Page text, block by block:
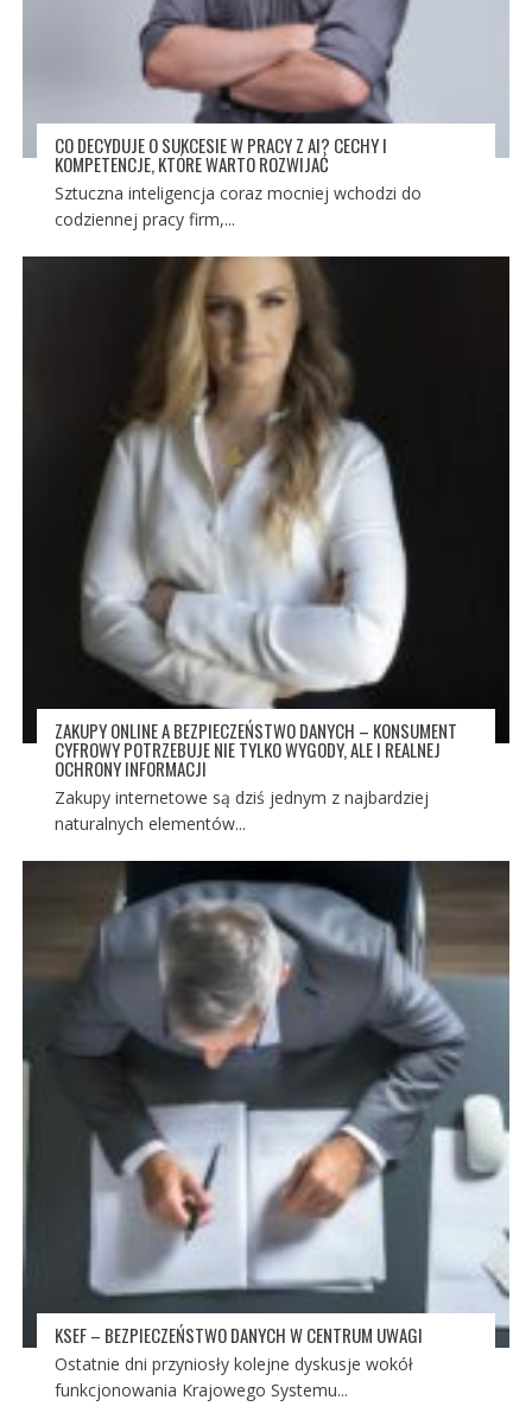
CO DECYDUJE O SUKCESIE W PRACY Z AI? CECHY I
KOMPETENCJE, KTÓRE WARTO ROZWIJAĆ
Sztuczna inteligencja coraz mocniej wchodzi do
codziennej pracy firm,...
ZAKUPY ONLINE A BEZPIECZEŃSTWO DANYCH – KONSUMENT
CYFROWY POTRZEBUJE NIE TYLKO WYGODY, ALE I REALNEJ
OCHRONY INFORMACJI
Zakupy internetowe są dziś jednym z najbardziej
naturalnych elementów...
KSEF – BEZPIECZEŃSTWO DANYCH W CENTRUM UWAGI
Ostatnie dni przyniosły kolejne dyskusje wokół
funkcjonowania Krajowego Systemu...